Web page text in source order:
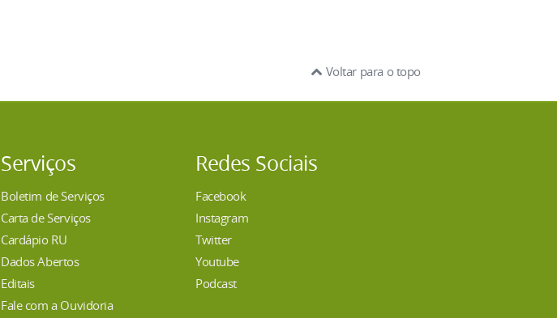
Voltar para o topo
Serviços
Boletim de Serviços
Carta de Serviços
Cardápio RU
Dados Abertos
Editais
Fale com a Ouvidoria
Redes Sociais
Facebook
Instagram
Twitter
Youtube
Podcast